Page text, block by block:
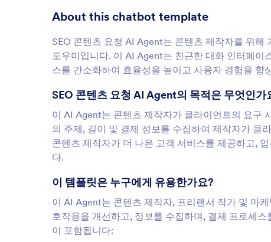
About this chatbot template
SEO 콘텐츠 요청 AI Agent는 콘텐츠 제작자를 위해
도우미입니다. 이 AI Agent는 친근한 대화 인터페이
스를 간소화하여 효율성을 높이고 사용자 경험을 향
SEO 콘텐츠 요청 AI Agent의 목적은 무엇인가
이 AI Agent는 콘텐츠 제작자가 클라이언트의 요구
의 주제, 길이 및 결제 정보를 수집하여 제작자가 클
콘텐츠 제작자가 더 나은 고객 서비스를 제공하고,
다.
이 템플릿은 누구에게 유용한가요?
이 AI Agent는 콘텐츠 제작자, 프리랜서 작가 및 마
호작용을 개선하고, 정보를 수집하며, 결제 프로세
이 포함됩니다: